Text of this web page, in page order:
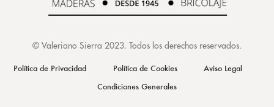
© Valeriano Sierra 2023 . Todos los derechos reservados.
Política de Privacidad Política de Cookies
Aviso Legal
Condiciones Generales